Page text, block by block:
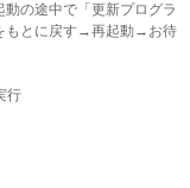
の途中で「更新プログラ
もとに戻す→再起動→お待
行